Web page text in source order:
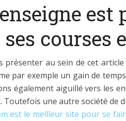
est
courses
présenter au sein de cet
par exemple un gain de
également aiguillé vers les
Toutefois une autre société de
est le meilleur site pour se